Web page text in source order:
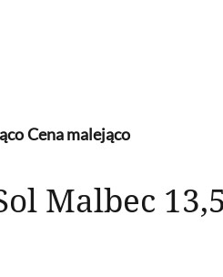
Cena malejąco
Malbec